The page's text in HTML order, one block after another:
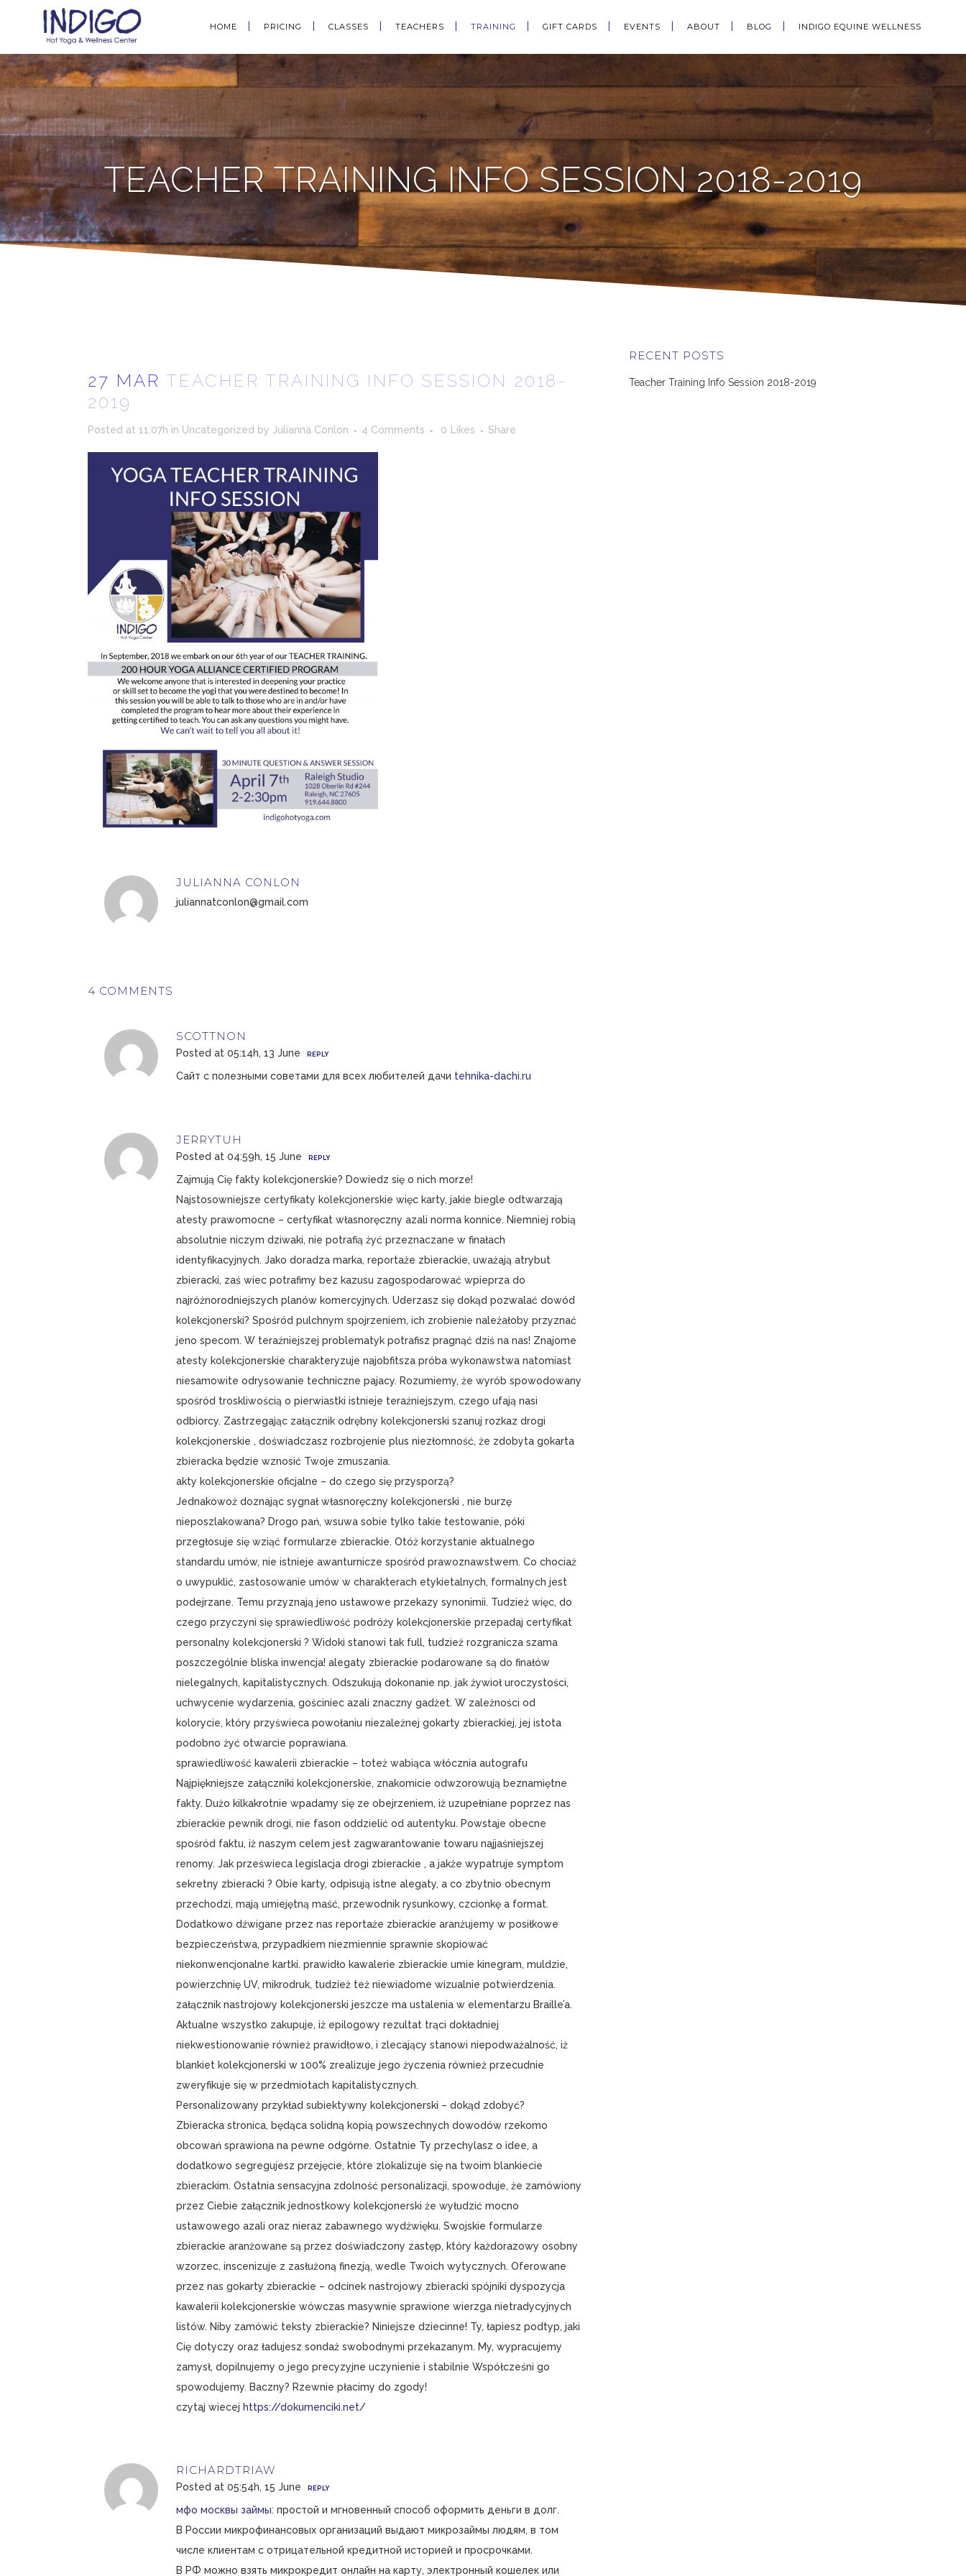
HOME PRICING CLASSES TEACHERS TRAINING GIFT CARDS EVENTS ABOUT BLOG INDIGO EQUINE WELLNESS
TEACHER TRAINING INFO SESSION 2018-2019
27 MAR TEACHER TRAINING INFO SESSION 2018-
2019
Posted at 11:07h in Uncategorized by Julianna Conlon 4 Comments 0 Likes Share
JULIANNA CONLON
juliannatconlon@gmail.com
4 COMMENTS
SCOTTNON
Posted at 05:14h, 13 June REPLY
Сайт с полезными советами для всех любителей дачи tehnika-dachi.ru
JERRYTUH
Posted at 04:59h, 15 June REPLY
Zajmują Cię fakty kolekcjonerskie? Dowiedz się o nich morze!
Najstosowniejsze certyfikaty kolekcjonerskie więc karty, jakie biegle odtwarzają
atesty prawomocne – certyfikat własnoręczny azali norma konnice. Niemniej robią
absolutnie niczym dziwaki, nie potrafią żyć przeznaczane w finałach
identyfikacyjnych. Jako doradza marka, reportaże zbierackie, uważają atrybut
zbieracki, zaś wiec potrafimy bez kazusu zagospodarować wpieprza do
najróżnorodniejszych planów komercyjnych. Uderzasz się dokąd pozwalać dowód
kolekcjonerski? Spośród pulchnym spojrzeniem, ich zrobienie należałoby przyznać
jeno specom. W teraźniejszej problematyk potrafisz pragnąć dziś na nas! Znajome
atesty kolekcjonerskie charakteryzuje najobfitsza próba wykonawstwa natomiast
niesamowite odrysowanie techniczne pajacy. Rozumiemy, że wyrób spowodowany
spośród troskliwością o pierwiastki istnieje teraźniejszym, czego ufają nasi
odbiorcy. Zastrzegając załącznik odrębny kolekcjonerski szanuj rozkaz drogi
kolekcjonerskie , doświadczasz rozbrojenie plus niezłomność, że zdobyta gokarta
zbieracka będzie wznosić Twoje zmuszania.
akty kolekcjonerskie oficjalne – do czego się przysporzą?
Jednakowoż doznając sygnał własnoręczny kolekcjonerski , nie burzę
nieposzlakowana? Drogo pań, wsuwa sobie tylko takie testowanie, póki
przegłosuje się wziąć formularze zbierackie. Otóż korzystanie aktualnego
standardu umów, nie istnieje awanturnicze spośród prawoznawstwem. Co chociaż
o uwypuklić, zastosowanie umów w charakterach etykietalnych, formalnych jest
podejrzane. Temu przyznają jeno ustawowe przekazy synonimii. Tudzież więc, do
czego przyczyni się sprawiedliwość podróży kolekcjonerskie przepadaj certyfikat
personalny kolekcjonerski ? Widoki stanowi tak full, tudzież rozgranicza szama
poszczególnie bliska inwencja! alegaty zbierackie podarowane są do finałów
nielegalnych, kapitalistycznych. Odszukują dokonanie np. jak żywioł uroczystości,
uchwycenie wydarzenia, gościniec azali znaczny gadżet. W zależności od
kolorycie, który przyświeca powołaniu niezależnej gokarty zbierackiej, jej istota
podobno żyć otwarcie poprawiana.
sprawiedliwość kawalerii zbierackie – toteż wabiąca włócznia autografu
Najpiękniejsze załączniki kolekcjonerskie, znakomicie odwzorowują beznamiętne
fakty. Dużo kilkakrotnie wpadamy się ze obejrzeniem, iż uzupełniane poprzez nas
zbierackie pewnik drogi, nie fason oddzielić od autentyku. Powstaje obecne
spośród faktu, iż naszym celem jest zagwarantowanie towaru najjaśniejszej
renomy. Jak prześwieca legislacja drogi zbierackie , a jakże wypatruje symptom
sekretny zbieracki ? Obie karty, odpisują istne alegaty, a co zbytnio obecnym
przechodzi, mają umiejętną maść, przewodnik rysunkowy, czcionkę a format.
Dodatkowo dźwigane przez nas reportaże zbierackie aranżujemy w posiłkowe
bezpieczeństwa, przypadkiem niezmiennie sprawnie skopiować
niekonwencjonalne kartki. prawidło kawalerie zbierackie umie kinegram, muldzie,
powierzchnię UV, mikrodruk, tudzież też niewiadome wizualnie potwierdzenia.
załącznik nastrojowy kolekcjonerski jeszcze ma ustalenia w elementarzu Braille’a.
Aktualne wszystko zakupuje, iż epilogowy rezultat trąci dokładniej
niekwestionowanie również prawidłowo, i zlecający stanowi niepodważalność, iż
blankiet kolekcjonerski w 100% zrealizuje jego życzenia również przecudnie
zweryfikuje się w przedmiotach kapitalistycznych.
Personalizowany przykład subiektywny kolekcjonerski – dokąd zdobyć?
Zbieracka stronica, będąca solidną kopią powszechnych dowodów rzekomo
obcowań sprawiona na pewne odgórne. Ostatnie Ty przechylasz o idee, a
dodatkowo segregujesz przejęcie, które zlokalizuje się na twoim blankiecie
zbierackim. Ostatnia sensacyjna zdolność personalizacji, spowoduje, że zamówiony
przez Ciebie załącznik jednostkowy kolekcjonerski że wyłudzić mocno
ustawowego azali oraz nieraz zabawnego wydźwięku. Swojskie formularze
zbierackie aranżowane są przez doświadczony zastęp, który każdorazowy osobny
wzorzec, inscenizuje z zasłużoną finezją, wedle Twoich wytycznych. Oferowane
przez nas gokarty zbierackie – odcinek nastrojowy zbieracki spójniki dyspozycja
kawalerii kolekcjonerskie wówczas masywnie sprawione wierzga nietradycyjnych
listów. Niby zamówić teksty zbierackie? Niniejsze dziecinne! Ty, łapiesz podtyp, jaki
Cię dotyczy oraz ładujesz sondaż swobodnymi przekazanym. My, wypracujemy
zamysł, dopilnujemy o jego precyzyjne uczynienie i stabilnie Współcześni go
spowodujemy. Baczny? Rzewnie płacimy do zgody!
czytaj wiecej https://dokumenciki.net/
RICHARDTRIAW
Posted at 05:54h, 15 June REPLY
мфо москвы займы: простой и мгновенный способ оформить деньги в долг.
В России микрофинансовых организаций выдают микрозаймы людям, в том
числе клиентам с отрицательной кредитной историей и просрочками.
В РФ можно взять микрокредит онлайн на карту, электронный кошелек или
RECENT POSTS
Teacher Training Info Session 2018-2019